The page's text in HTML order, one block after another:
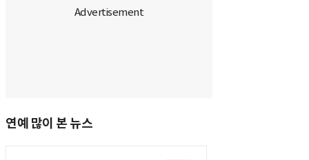
연예 많이 본 뉴스